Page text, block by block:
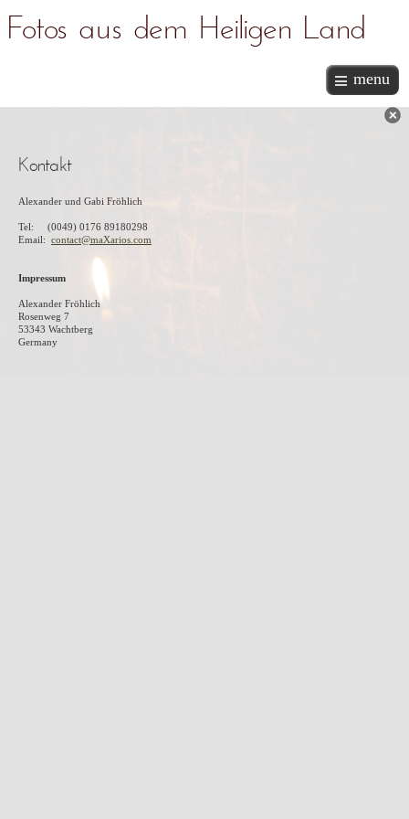
Fotos aus dem Heiligen Land
menu
Kontakt
Alexander und Gabi Fröhlich
Tel: (0049) 0176 89180298
Email: contact@maXarios.com
Impressum
Alexander Fröhlich
Rosenweg 7
53343 Wachtberg
Germany